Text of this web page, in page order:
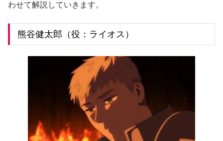
わせて解説していきます。
熊谷健太郎（役：ライオス）